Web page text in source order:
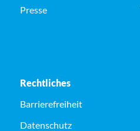
Presse
Rechtliches
Barrierefreiheit
Datenschutz